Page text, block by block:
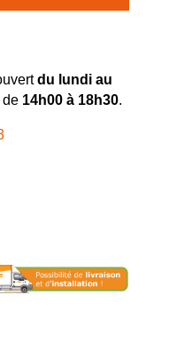
du lundi au
14h00 à 18h30.